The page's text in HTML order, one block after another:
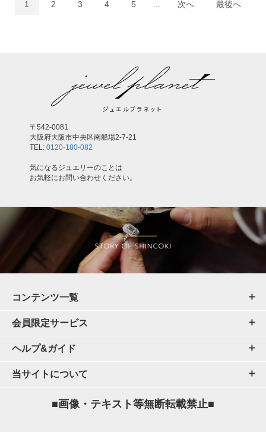
1 2 3 4 5 次へ 最後へ
〒542-0081
大阪府大阪市中央区南船場2-7-21
TEL: 0120-180-082
気になるジュエリーのことは
お気軽にお問い合わせください。
コンテンツ一覧
会員限定サービス
ヘルプ&ガイド
当サイトについて
■画像・テキスト等無断転載禁止■